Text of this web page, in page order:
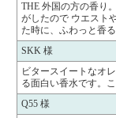
THE 外国の方の香り
がしたので ウエスト
た時に、ふわっと香
SKK 様
ビタースイートなオ
る面白い香水です。
Q55 様